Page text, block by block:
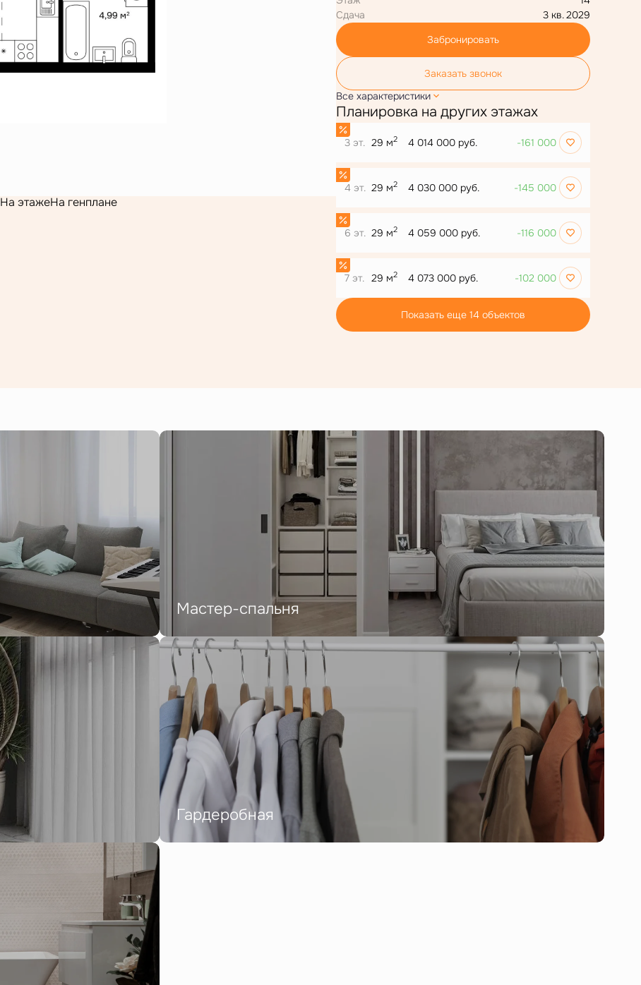
На этажеНа генплане
Сдача
3 кв. 2029
Забронировать
Заказать звонок
Все характеристики
Планировка на других этажах
3 эт. 29 м2 4 014 000 руб. -161 000
4 эт. 29 м2 4 030 000 руб. -145 000
6 эт. 29 м2 4 059 000 руб. -116 000
7 эт. 29 м2 4 073 000 руб. -102 000
Показать еще 14 объектов
Мастер-спальня
Гардеробная